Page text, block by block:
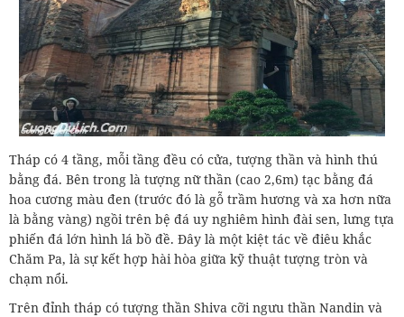
Tháp có 4 tầng, mỗi tầng đều có cửa, tượng thần và hình thú
bằng đá. Bên trong là tượng nữ thần (cao 2,6m) tạc bằng đá
hoa cương màu đen (trước đó là gỗ trầm hương và xa hơn nữa
là bằng vàng) ngồi trên bệ đá uy nghiêm hình đài sen, lưng tựa
phiến đá lớn hình lá bồ đề. Đây là một kiệt tác về điêu khắc
Chăm Pa, là sự kết hợp hài hòa giữa kỹ thuật tượng tròn và
chạm nổi.
Trên đỉnh tháp có tượng thần Shiva cỡi ngưu thần Nandin và